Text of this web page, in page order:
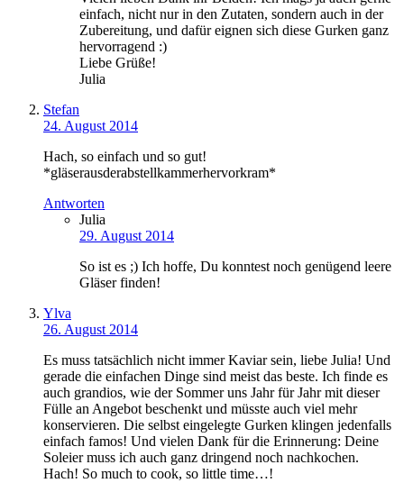
einfach, nicht nur in den Zutaten, sondern auch in der
Zubereitung, und dafür eignen sich diese Gurken ganz
hervorragend :)
Liebe Grüße!
Julia
Stefan
24. August 2014
Hach, so einfach und so gut!
*gläserausderabstellkammerhervorkram*
Antworten
Julia
29. August 2014
So ist es ;) Ich hoffe, Du konntest noch genügend leere
Gläser finden!
Ylva
26. August 2014
Es muss tatsächlich nicht immer Kaviar sein, liebe Julia! Und
gerade die einfachen Dinge sind meist das beste. Ich finde es
auch grandios, wie der Sommer uns Jahr für Jahr mit dieser
Fülle an Angebot beschenkt und müsste auch viel mehr
konservieren. Die selbst eingelegte Gurken klingen jedenfalls
einfach famos! Und vielen Dank für die Erinnerung: Deine
Soleier muss ich auch ganz dringend noch nachkochen.
Hach! So much to cook, so little time…!